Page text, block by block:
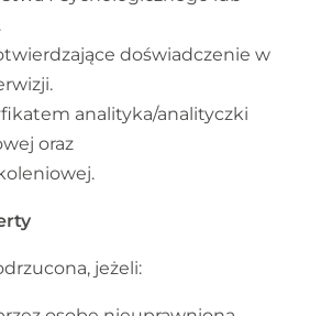
doświadczenie w
analityka/analityczki
oraz
jeżeli: